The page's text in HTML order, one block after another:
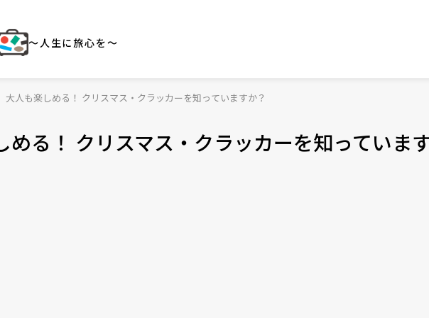
～人生に旅心を～
大人も楽しめる！ クリスマス・クラッカーを知っていますか？
める！ クリスマス・クラッカーを知っていま